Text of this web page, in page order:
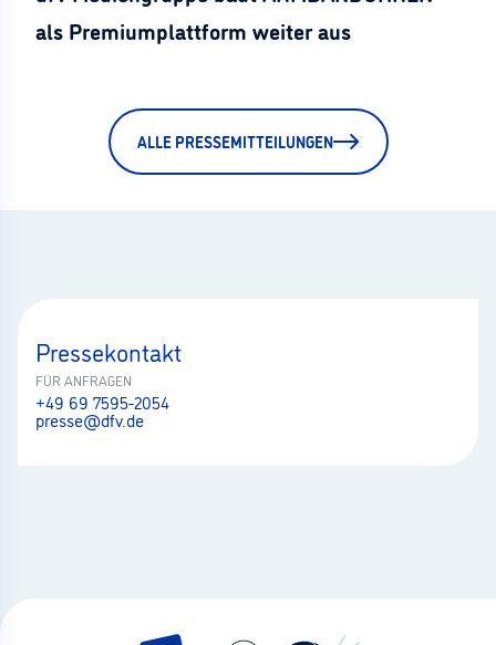
als Premiumplattform weiter aus
ALLE PRESSEMITTEILUNGEN
Pressekontakt
FÜR ANFRAGEN
+49 69 7595-2054
presse@dfv.de